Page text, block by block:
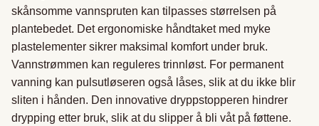
skånsomme vannspruten kan tilpasses størrelsen på
plantebedet. Det ergonomiske håndtaket med myke
plastelementer sikrer maksimal komfort under bruk.
Vannstrømmen kan reguleres trinnløst. For permanent
vanning kan pulsutløseren også låses, slik at du ikke blir
sliten i hånden. Den innovative dryppstopperen hindrer
drypping etter bruk, slik at du slipper å bli våt på føttene.